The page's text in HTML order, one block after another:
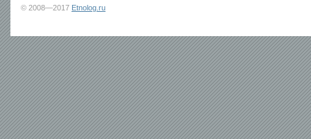
© 2008—2017 Etnolog.ru